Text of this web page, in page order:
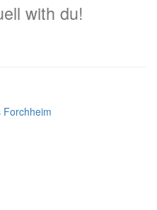
with du!
Forchheim